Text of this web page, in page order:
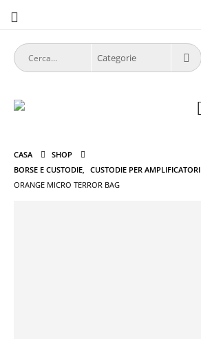
CASA
SHOP
BORSE E CUSTODIE, CUSTODIE PER AMPLIFICATORI
ORANGE MICRO TERROR BAG